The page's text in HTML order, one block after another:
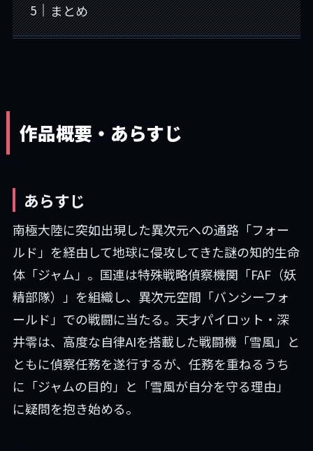
まとめ
作品概要・あらすじ
あらすじ
南極大陸に突如出現した異次元への通路「フォー
ルド」を経由して地球に侵攻してきた謎の知的生命
体「ジャム」。国連は特殊戦略偵察機関「FAF（妖
精部隊）」を組織し、異次元空間「バンシーフォ
ールド」での戦闘に当たる。天才パイロット・深
井零は、高度な自律AIを搭載した戦闘機「雪風」と
ともに偵察任務を遂行するが、任務を重ねるうち
に「ジャムの目的」と「雪風が自分を守る理由」
に疑問を抱き始める。